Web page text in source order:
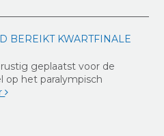
BEREIKT KWARTFINALE
geplaatst voor de
op het paralympisch